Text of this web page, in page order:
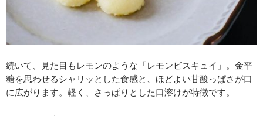
続いて、見た目もレモンのような「レモンビスキュイ」。金平
糖を思わせるシャリッとした食感と、ほどよい甘酸っぱさが口
に広がります。軽く、さっぱりとした口溶けが特徴です。